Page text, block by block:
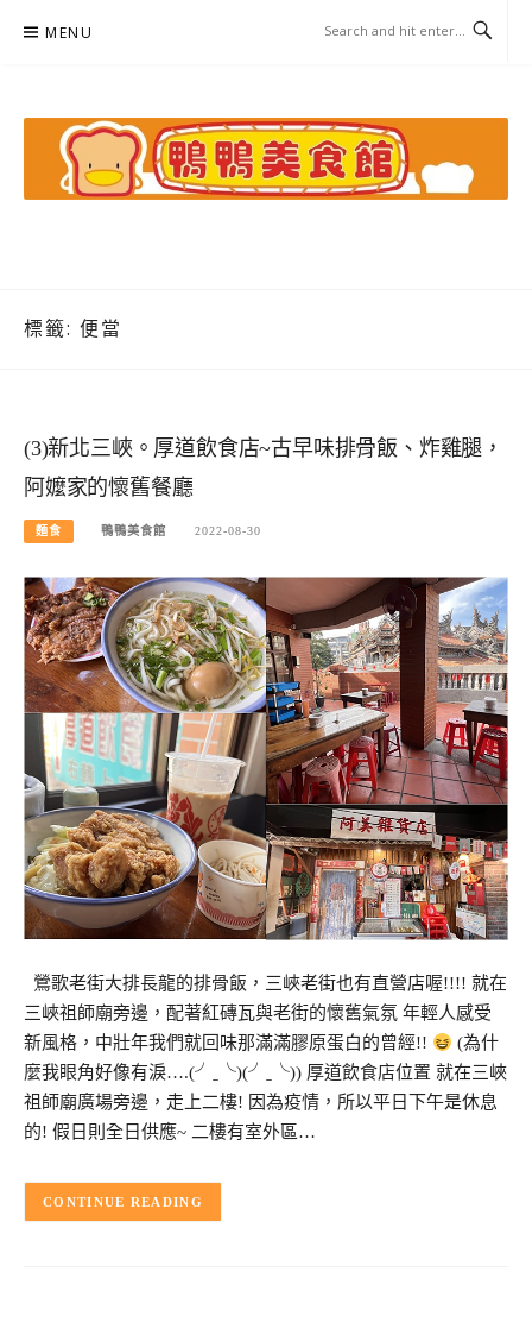
MENU
標籤: 便當
(3)新北三峽。厚道飲食店~古早味排骨飯、炸雞腿，
阿嬤家的懷舊餐廳
麵食 鴨鴨美食館 2022-08-30
鶯歌老街大排長龍的排骨飯，三峽老街也有直營店喔!!!! 就在
三峽祖師廟旁邊，配著紅磚瓦與老街的懷舊氣氛 年輕人感受
新風格，中壯年我們就回味那滿滿膠原蛋白的曾經!!
(為什
麼我眼角好像有淚….(╯ˍ╰)(╯ˍ╰)) 厚道飲食店位置 就在三峽
祖師廟廣場旁邊，走上二樓! 因為疫情，所以平日下午是休息
的! 假日則全日供應~ 二樓有室外區…
CONTINUE READING